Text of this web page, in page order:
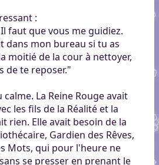
:
faut que vous me guidiez.
dans mon bureau si tu as
moitié de la cour à nettoyer,
de te reposer."
La Reine Rouge avait
les fils de la Réalité et la
rien. Elle avait besoin de la
Gardien des Rêves,
Mots, qui pour l'heure ne
se presser en prenant le